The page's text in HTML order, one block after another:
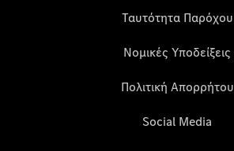
Ταυτότητα Παρόχου
Νομικές Υποδείξεις
Πολιτική Απορρήτου
Social Media